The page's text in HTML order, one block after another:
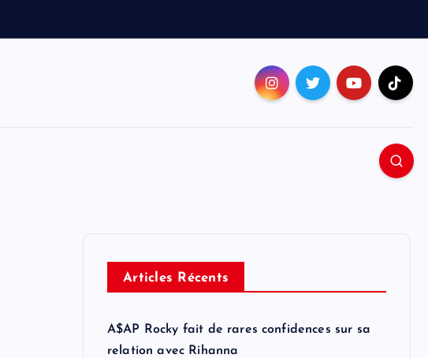
Articles Récents
A$AP Rocky fait de rares confidences sur sa
relation avec Rihanna